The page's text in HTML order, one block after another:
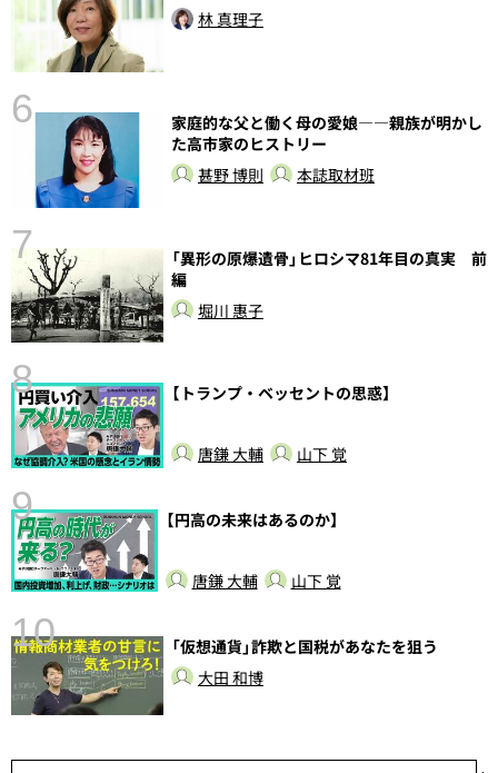
林 真理子
6
家庭的な父と働く母の愛娘――親族が明かし
た高市家のヒストリー
甚野 博則
本誌取材班
7
「異形の原爆遺骨」ヒロシマ81年目の真実 前
編
堀川 惠子
8 【トランプ・ベッセントの思惑】
唐鎌 大輔 山下 覚
9 【円高の未来はあるのか】
唐鎌 大輔 山下 覚
10
「仮想通貨」詐欺と国税があなたを狙う
大田 和博